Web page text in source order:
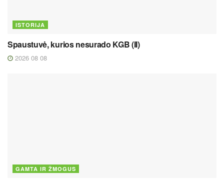
ISTORIJA
Spaustuvė, kurios nesurado KGB (II)
2026 08 08
GAMTA IR ŽMOGUS